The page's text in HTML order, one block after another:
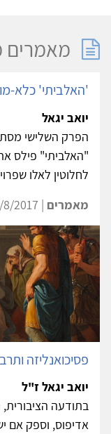
מאמרים
'האלביתי' כלא-
יואב יגאל
הפרק השלישי
"האלביתי" פילס
לחלוטין לאלו
מאמרים | 13/8/2017 |
פסיכואנליזה
יואב יגאל ז"ל
בתודעה
אדיפוס, וספק אם